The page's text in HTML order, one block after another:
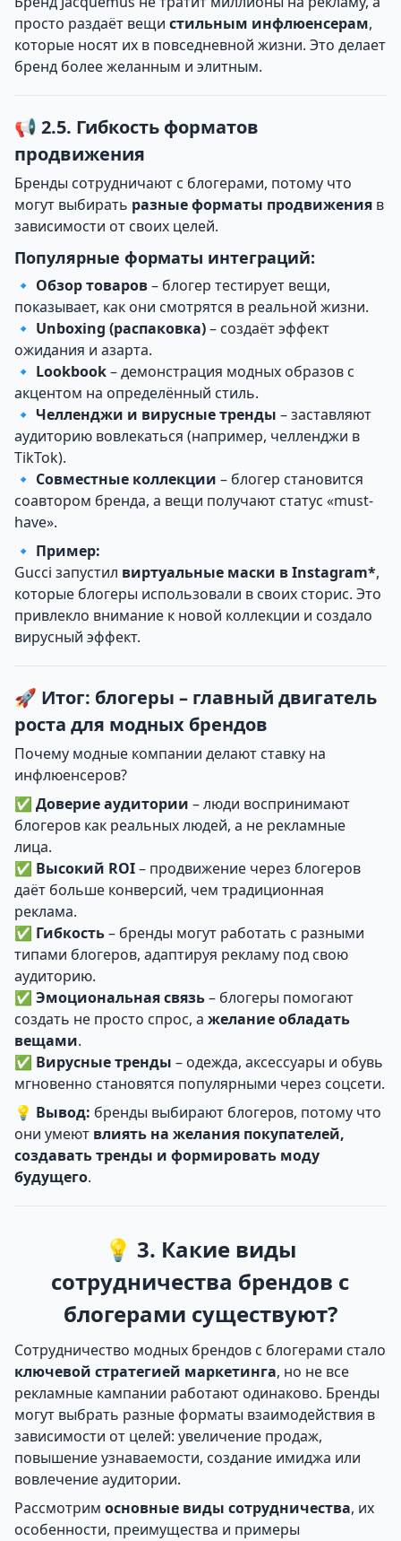
просто раздаёт вещи стильным инфлюенсерам,
которые носят их в повседневной жизни. Это делает
бренд более желанным и элитным.
📢 2.5. Гибкость форматов
продвижения
Бренды сотрудничают с блогерами, потому что
могут выбирать разные форматы продвижения в
зависимости от своих целей.
Популярные форматы интеграций:
🔹 Обзор товаров– блогер тестирует вещи,
показывает, как они смотрятся в реальной жизни.
🔹 Unboxing (распаковка)– создаёт эффект
ожидания и азарта.
🔹 Lookbook– демонстрация модных образов с
акцентом на определённый стиль.
🔹 Челленджи и вирусные тренды – заставляют
аудиторию вовлекаться (например, челленджи в
TikTok).
🔹 Совместные коллекции – блогер становится
соавтором бренда, а вещи получают статус «must-
have».
🔹 Пример:
Gucci запустил виртуальные маски в Instagram*,
которые блогеры использовали в своих сторис. Это
привлекло внимание к новой коллекции и создало
вирусный эффект.
🚀 Итог: блогеры – главный двигатель
роста для модных брендов
Почему модные компании делают ставку на
инфлюенсеров?
✅ Доверие аудитории – люди воспринимают
блогеров как реальных людей, а не рекламные
лица.
✅ Высокий ROI– продвижение через блогеров
даёт больше конверсий, чем традиционная
реклама.
✅ Гибкость– бренды могут работать с разными
типами блогеров, адаптируя рекламу под свою
аудиторию.
✅ Эмоциональная связь– блогеры помогают
создать не просто спрос, а желание обладать
вещами.
✅ Вирусные тренды – одежда, аксессуары и обувь
мгновенно становятся популярными через соцсети.
💡 Вывод: бренды выбирают блогеров, потому что
они умеют влиять на желания покупателей,
создавать тренды и формировать моду
будущего.
💡 3. Какие виды
сотрудничества брендов с
блогерами существуют?
Сотрудничество модных брендов с блогерами стало
ключевой стратегией маркетинга, но не все
рекламные кампании работают одинаково. Бренды
могут выбрать разные форматы взаимодействия в
зависимости от целей: увеличение продаж,
повышение узнаваемости, создание имиджа или
вовлечение аудитории.
Рассмотрим основные виды сотрудничества, их
особенности, преимущества и примеры